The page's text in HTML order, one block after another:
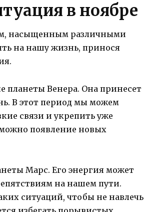
в ноябре
насыщенным различными
на нашу жизнь, принося
планеты Венера. Она принесет
В этот период мы можем
связи и укрепить уже
появление новых
Марс. Его энергия может
на нашем пути.
ситуаций, чтобы не навлечь